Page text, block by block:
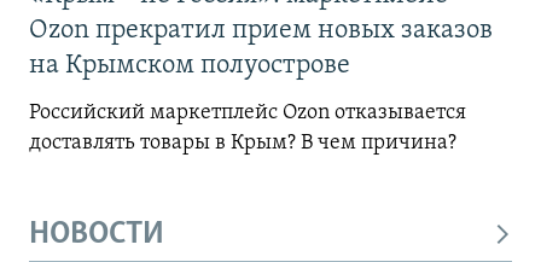
Ozon прекратил прием новых заказов
на Крымском полуострове
Российский маркетплейс Ozon отказывается
доставлять товары в Крым? В чем причина?
НОВОСТИ